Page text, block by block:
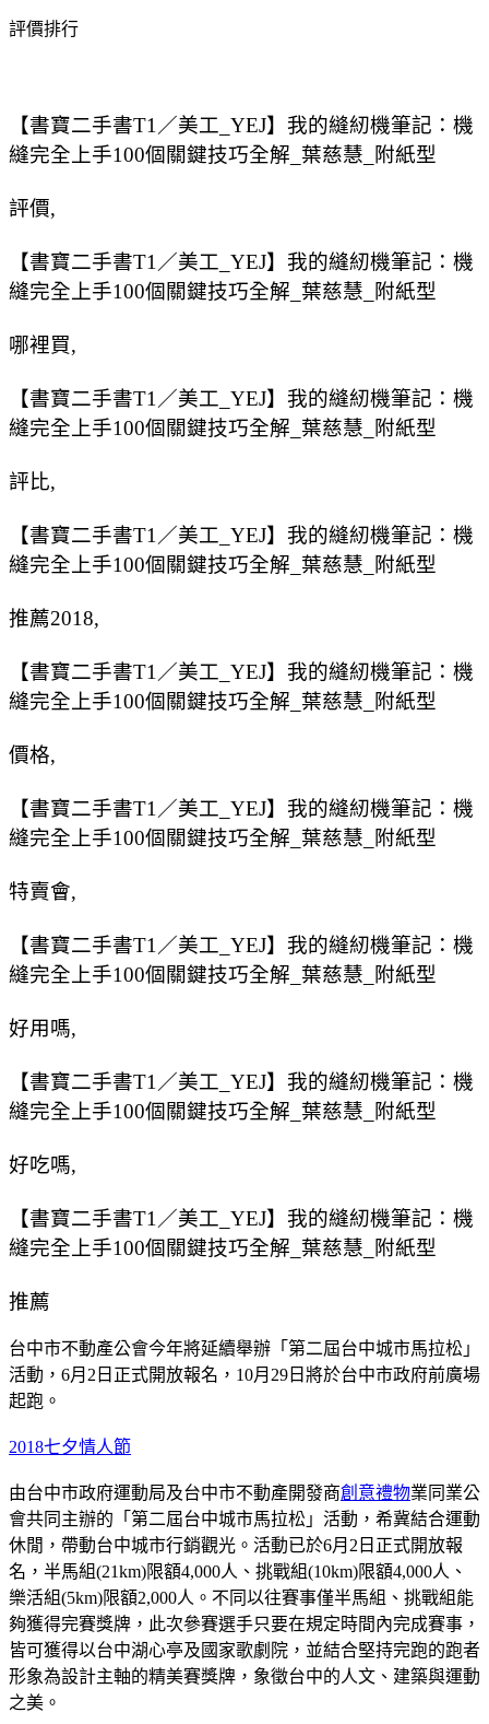
評價排行
【書寶二手書T1／美工_YEJ】我的縫紉機筆記：機
縫完全上手100個關鍵技巧全解_葉慈慧_附紙型
評價,
【書寶二手書T1／美工_YEJ】我的縫紉機筆記：機
縫完全上手100個關鍵技巧全解_葉慈慧_附紙型
哪裡買,
【書寶二手書T1／美工_YEJ】我的縫紉機筆記：機
縫完全上手100個關鍵技巧全解_葉慈慧_附紙型
評比,
【書寶二手書T1／美工_YEJ】我的縫紉機筆記：機
縫完全上手100個關鍵技巧全解_葉慈慧_附紙型
推薦2018,
【書寶二手書T1／美工_YEJ】我的縫紉機筆記：機
縫完全上手100個關鍵技巧全解_葉慈慧_附紙型
價格,
【書寶二手書T1／美工_YEJ】我的縫紉機筆記：機
縫完全上手100個關鍵技巧全解_葉慈慧_附紙型
特賣會,
【書寶二手書T1／美工_YEJ】我的縫紉機筆記：機
縫完全上手100個關鍵技巧全解_葉慈慧_附紙型
好用嗎,
【書寶二手書T1／美工_YEJ】我的縫紉機筆記：機
縫完全上手100個關鍵技巧全解_葉慈慧_附紙型
好吃嗎,
【書寶二手書T1／美工_YEJ】我的縫紉機筆記：機
縫完全上手100個關鍵技巧全解_葉慈慧_附紙型
推薦
台中市不動產公會今年將延續舉辦「第二屆台中城市馬拉松」
活動，6月2日正式開放報名，10月29日將於台中市政府前廣場
起跑。
2018七夕情人節
由台中市政府運動局及台中市不動產開發商創意禮物業同業公
會共同主辦的「第二屆台中城市馬拉松」活動，希冀結合運動
休閒，帶動台中城市行銷觀光。活動已於6月2日正式開放報
名，半馬組(21km)限額4,000人、挑戰組(10km)限額4,000人、
樂活組(5km)限額2,000人。不同以往賽事僅半馬組、挑戰組能
夠獲得完賽獎牌，此次參賽選手只要在規定時間內完成賽事，
皆可獲得以台中湖心亭及國家歌劇院，並結合堅持完跑的跑者
形象為設計主軸的精美賽獎牌，象徵台中的人文、建築與運動
之美。